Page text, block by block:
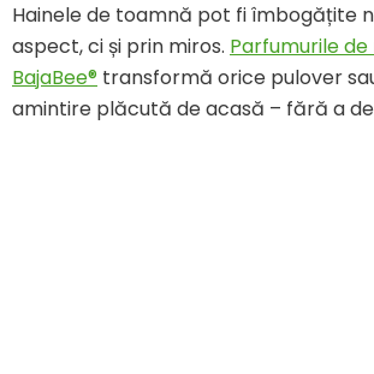
Hainele de toamnă pot fi îmbogățite
aspect, ci și prin miros. Parfumurile
BajaBee® transformă orice pulover
amintire plăcută de acasă – fără a